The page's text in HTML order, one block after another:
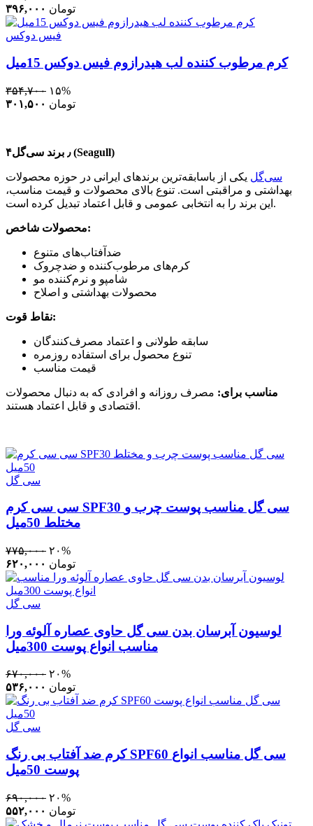
۳۹۶,۰۰۰ تومان
فیس دوکس
کرم مرطوب کننده لب هیدرازوم فیس دوکس 15میل
۳۵۴,۷۰۰ ۱۵%
۳۰۱,۵۰۰ تومان
۴٫ برند سی‌گل (Seagull)
سی‌گل یکی از باسابقه‌ترین برندهای ایرانی در حوزه محصولات
بهداشتی و مراقبتی است. تنوع بالای محصولات و قیمت مناسب،
این برند را به انتخابی عمومی و قابل اعتماد تبدیل کرده است.
محصولات شاخص:
ضدآفتاب‌های متنوع
کرم‌های مرطوب‌کننده و ضدچروک
شامپو و نرم‌کننده مو
محصولات بهداشتی و اصلاح
نقاط قوت:
سابقه طولانی و اعتماد مصرف‌کنندگان
تنوع محصول برای استفاده روزمره
قیمت مناسب
مناسب برای: مصرف روزانه و افرادی که به دنبال محصولات
اقتصادی و قابل اعتماد هستند.
سی گل
سی سی کرم SPF30 سی گل مناسب پوست چرب و
مختلط 50میل
۷۷۵,۰۰۰ ۲۰%
۶۲۰,۰۰۰ تومان
سی گل
لوسیون آبرسان بدن سی گل حاوی عصاره آلوئه ورا
مناسب انواع پوست 300میل
۶۷۰,۰۰۰ ۲۰%
۵۳۶,۰۰۰ تومان
سی گل
کرم ضد آفتاب بی رنگ SPF60 سی گل مناسب انواع
پوست 50میل
۶۹۰,۰۰۰ ۲۰%
۵۵۲,۰۰۰ تومان